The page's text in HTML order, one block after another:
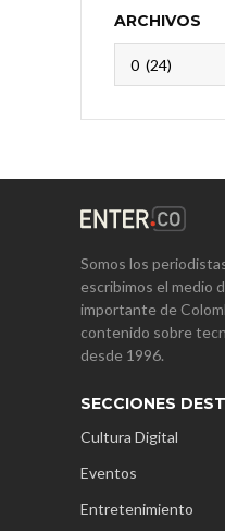
ARCHIVOS
Somos los
escribimos el medio
importante de
contenido sobre
desde 1996.
SECCIONES
Cultura Digital
Eventos
Entretenimiento